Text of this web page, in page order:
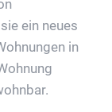
ein neues
in